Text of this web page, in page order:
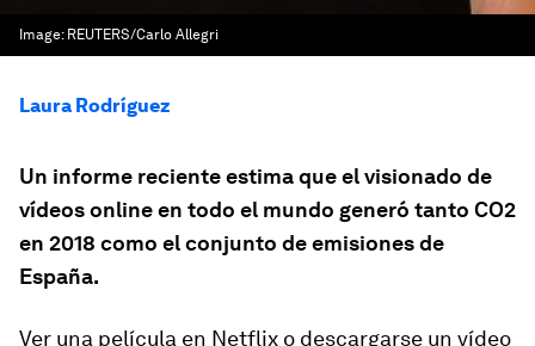
Image: REUTERS/Carlo Allegri
Laura Rodríguez
Un informe reciente estima que el visionado de
vídeos online en todo el mundo generó tanto CO2
en 2018 como el conjunto de emisiones de
España.
Ver una película en Netflix o descargarse un vídeo